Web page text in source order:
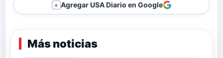
＋ Agregar USA Diario en Google
Más noticias